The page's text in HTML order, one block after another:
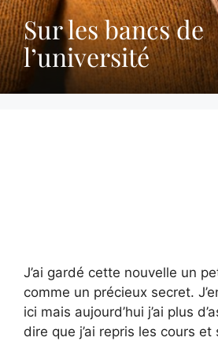
Sur les bancs de
l’université
J’ai gardé cette nouvelle un
comme un précieux secret.
ici mais aujourd’hui j’ai plus
dire que j’ai repris les cours